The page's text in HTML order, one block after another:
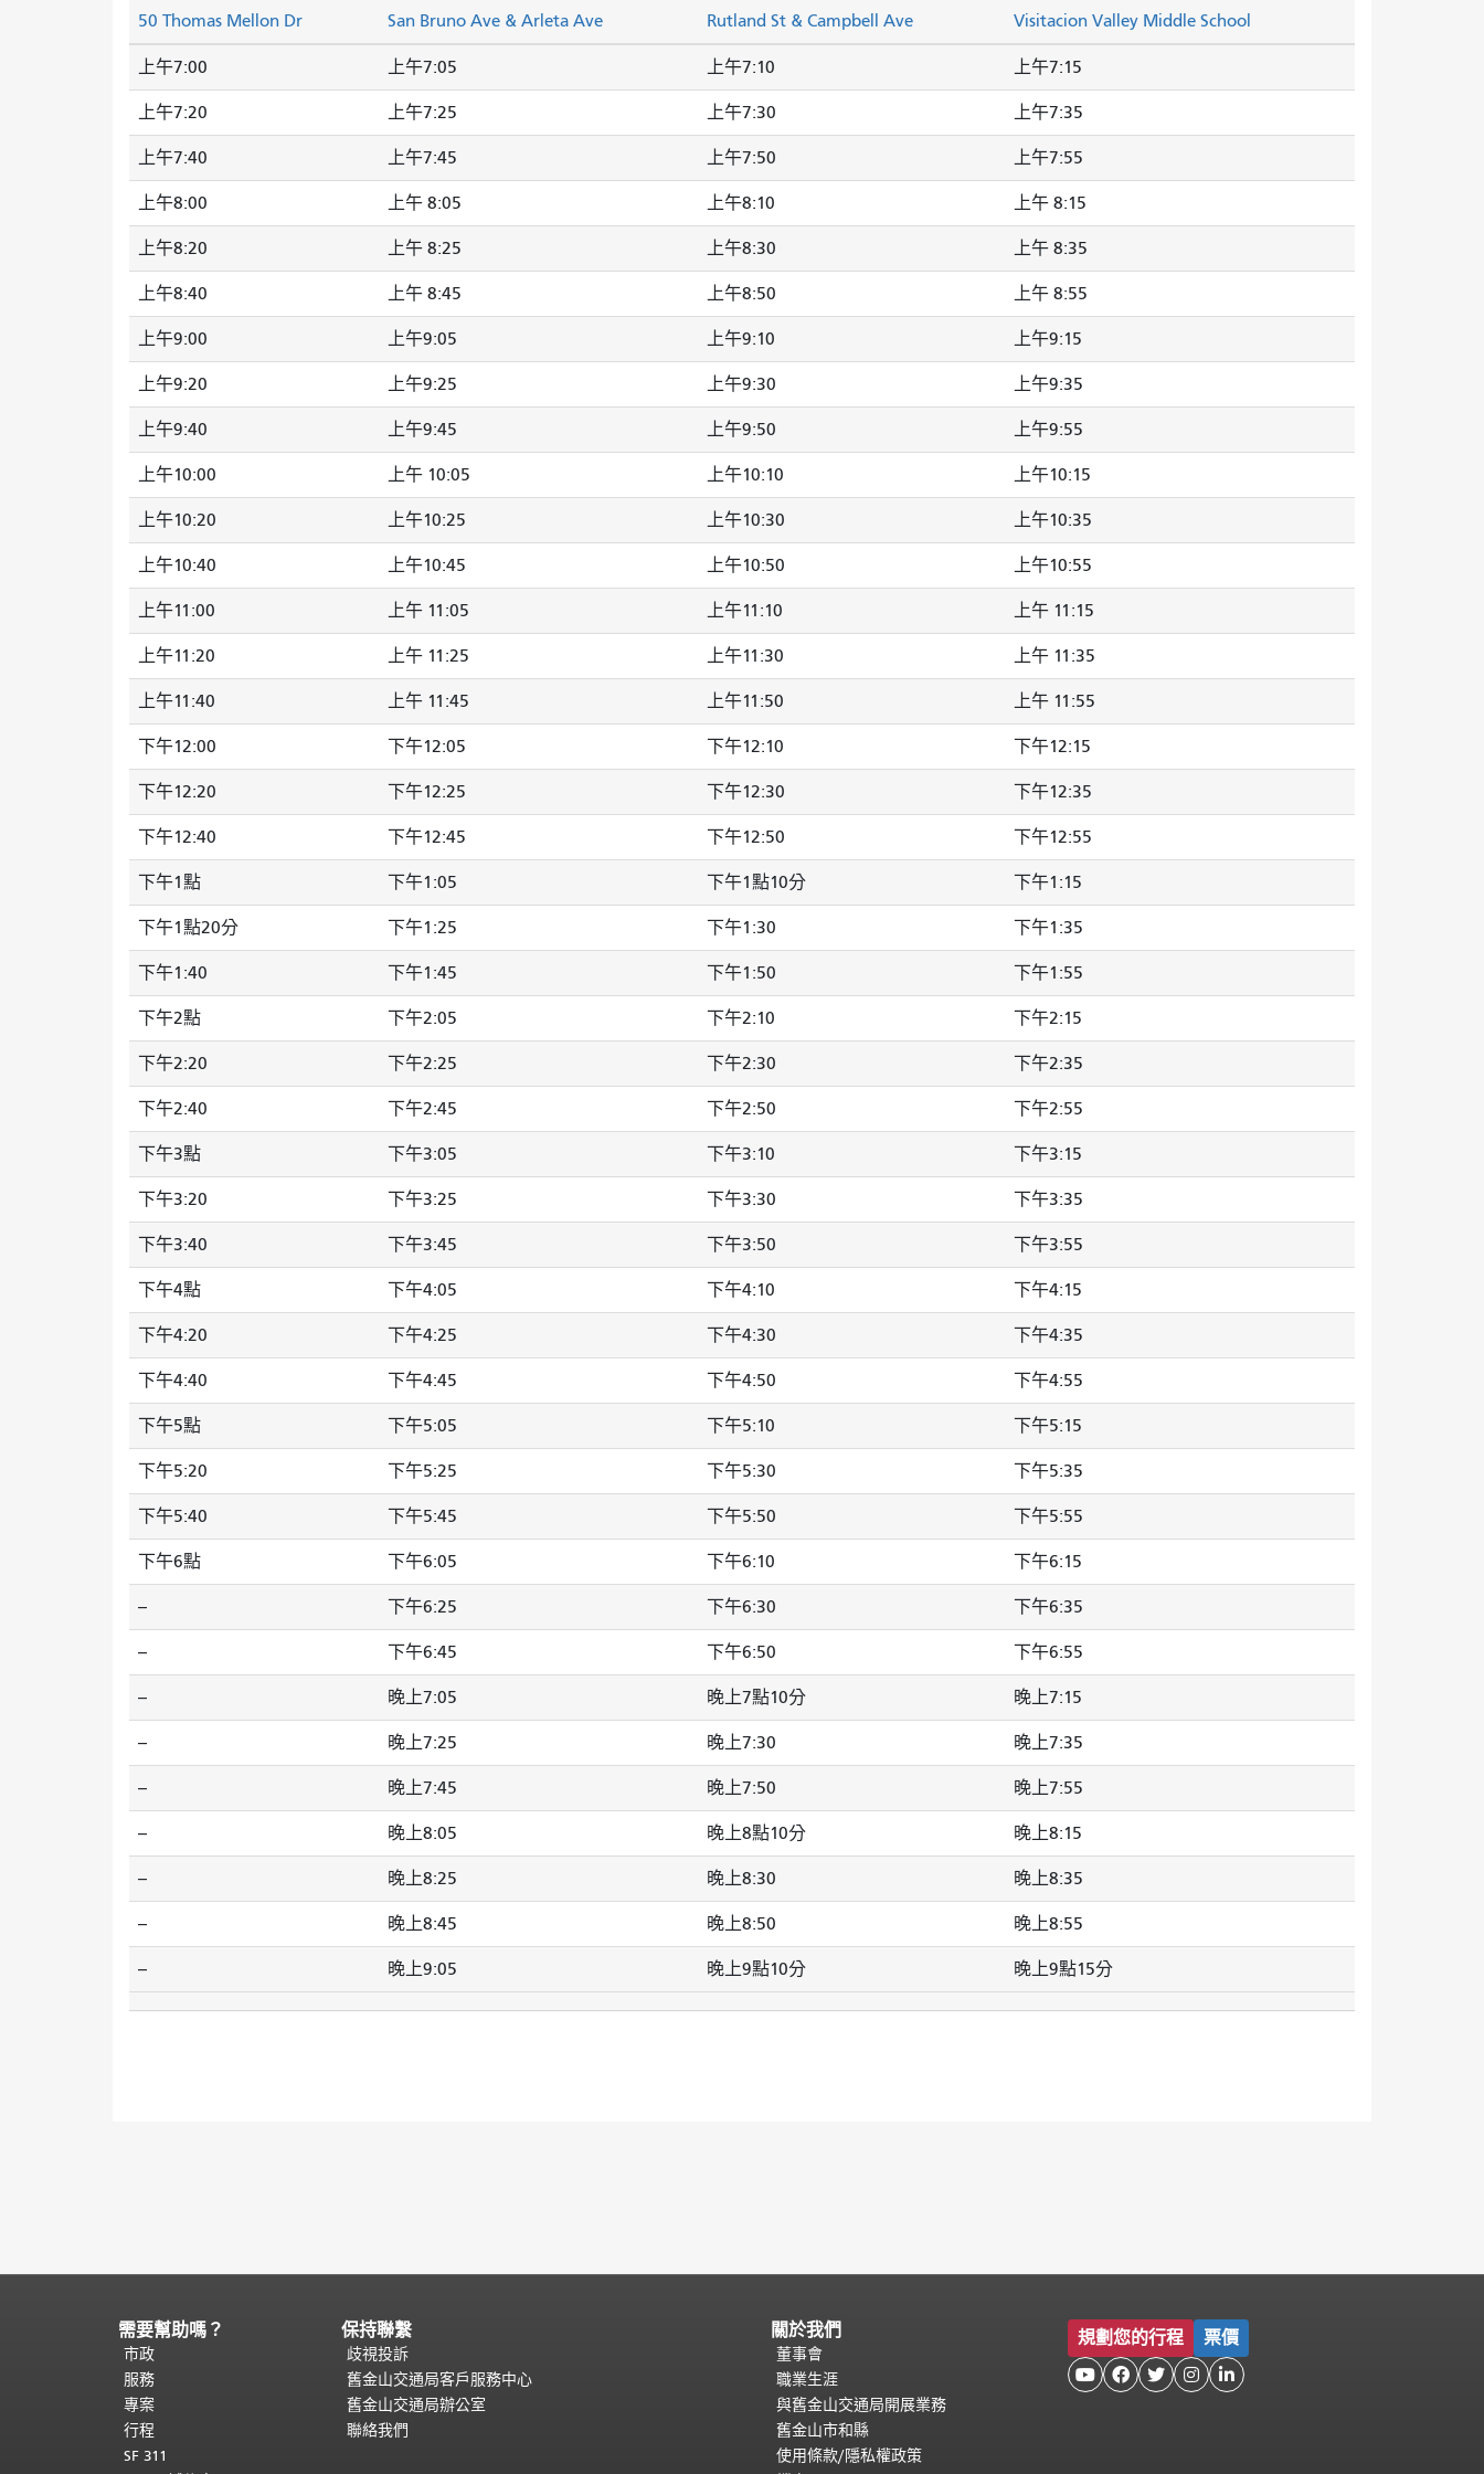
50 Thomas Mellon Dr San Bruno Ave & Arleta Ave Rutland St & Campbell Ave Visitacion Valley Middle School
上午7:00 上午7:05 上午7:10 上午7:15
上午7:20 上午7:25 上午7:30 上午7:35
上午7:40 上午7:45 上午7:50 上午7:55
上午8:00 上午 8:05 上午8:10 上午 8:15
上午8:20 上午 8:25 上午8:30 上午 8:35
上午8:40 上午 8:45 上午8:50 上午 8:55
上午9:00 上午9:05 上午9:10 上午9:15
上午9:20 上午9:25 上午9:30 上午9:35
上午9:40 上午9:45 上午9:50 上午9:55
上午10:00 上午 10:05 上午10:10 上午10:15
上午10:20 上午10:25 上午10:30 上午10:35
上午10:40 上午10:45 上午10:50 上午10:55
上午11:00 上午 11:05 上午11:10 上午 11:15
上午11:20 上午 11:25 上午11:30 上午 11:35
上午11:40 上午 11:45 上午11:50 上午 11:55
下午12:00 下午12:05 下午12:10 下午12:15
下午12:20 下午12:25 下午12:30 下午12:35
下午12:40 下午12:45 下午12:50 下午12:55
下午1點 下午1:05 下午1點10分 下午1:15
下午1點20分 下午1:25 下午1:30 下午1:35
下午1:40 下午1:45 下午1:50 下午1:55
下午2點 下午2:05 下午2:10 下午2:15
下午2:20 下午2:25 下午2:30 下午2:35
下午2:40 下午2:45 下午2:50 下午2:55
下午3點 下午3:05 下午3:10 下午3:15
下午3:20 下午3:25 下午3:30 下午3:35
下午3:40 下午3:45 下午3:50 下午3:55
下午4點 下午4:05 下午4:10 下午4:15
下午4:20 下午4:25 下午4:30 下午4:35
下午4:40 下午4:45 下午4:50 下午4:55
下午5點 下午5:05 下午5:10 下午5:15
下午5:20 下午5:25 下午5:30 下午5:35
下午5:40 下午5:45 下午5:50 下午5:55
下午6點 下午6:05 下午6:10 下午6:15
-- 下午6:25 下午6:30 下午6:35
-- 下午6:45 下午6:50 下午6:55
-- 晚上7:05 晚上7點10分 晚上7:15
-- 晚上7:25 晚上7:30 晚上7:35
-- 晚上7:45 晚上7:50 晚上7:55
-- 晚上8:05 晚上8點10分 晚上8:15
-- 晚上8:25 晚上8:30 晚上8:35
-- 晚上8:45 晚上8:50 晚上8:55
-- 晚上9:05 晚上9點10分 晚上9點15分
頁
面
內
容
結
束。本
需要幫助嗎？
市政
服務
專案
行程
SF 311
保持聯繫
歧視投訴
舊金山交通局客戶服務中心
舊金山交通局辦公室
聯絡我們
關於我們
董事會
職業生涯
與舊金山交通局開展業務
舊金山市和縣
使用條款/隱私權政策
規劃您的行程 票價
    